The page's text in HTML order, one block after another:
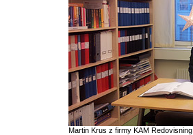
Martin Krus z firmy KAM Redovisning